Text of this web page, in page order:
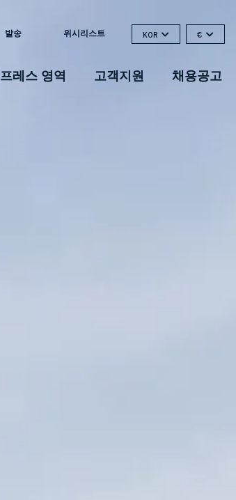
발송 위시리스트 KOR €
프레스 영역 고객지원 채용공고